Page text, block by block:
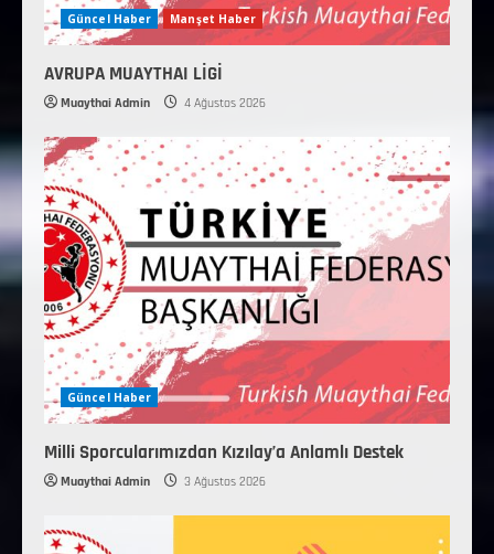
Güncel Haber Manşet Haber
AVRUPA MUAYTHAI LİGİ
Muaythai Admin 4 Ağustos 2026
Güncel Haber
Milli Sporcularımızdan Kızılay’a Anlamlı Destek
Muaythai Admin 3 Ağustos 2026